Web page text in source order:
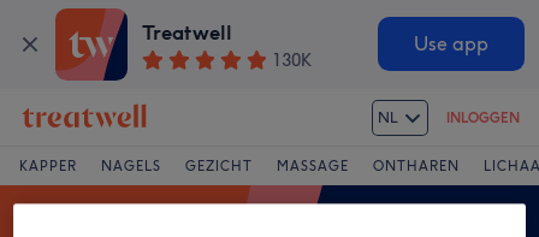
Treatwell
130K
Use app
NL INLOGGEN
KAPPER NAGELS GEZICHT MASSAGE ONTHAREN